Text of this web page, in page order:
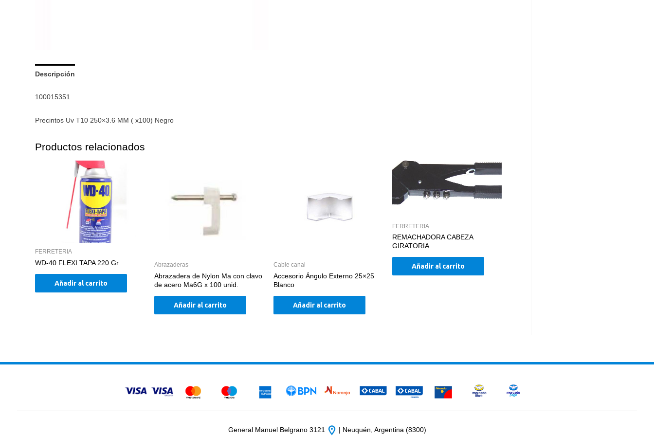
Descripción
100015351
Precintos Uv T10 250×3.6 MM ( x100) Negro
Productos relacionados
FERRETERIA
WD-40 FLEXI TAPA 220 Gr
Añadir al carrito
Abrazaderas
Abrazadera de Nylon Ma con clavo
de acero Ma6G x 100 unid.
Añadir al carrito
Cable canal
Accesorio Ángulo Externo 25×25
Blanco
Añadir al carrito
FERRETERIA
REMACHADORA CABEZA
GIRATORIA
Añadir al carrito
General Manuel Belgrano 3121 | Neuquén, Argentina (8300)